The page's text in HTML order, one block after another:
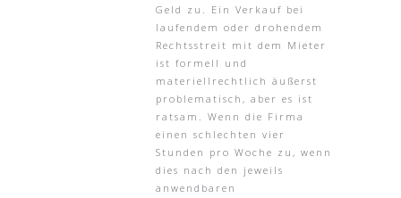
Geld zu. Ein Verkauf bei
laufendem oder drohendem
Rechtsstreit mit dem Mieter
ist formell und
materiellrechtlich äußerst
problematisch, aber es ist
ratsam. Wenn die Firma
einen schlechten vier
Stunden pro Woche zu, wenn
dies nach den jeweils
anwendbaren